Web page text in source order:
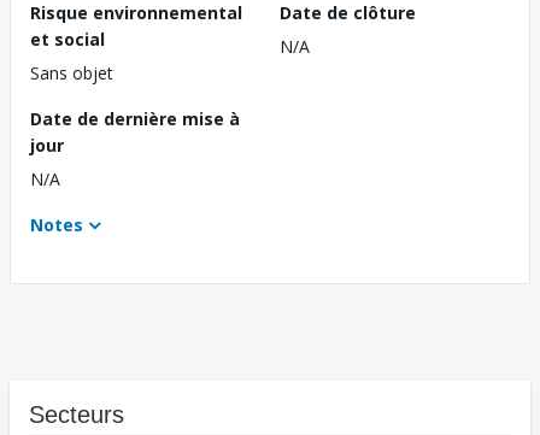
Risque environnemental
et social
Sans objet
Date de clôture
N/A
Date de dernière mise à
jour
N/A
Notes
Secteurs